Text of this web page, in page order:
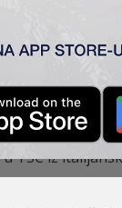
sedmog
kazao je
da pobedi i
će igrači duel
iz